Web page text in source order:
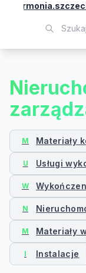
M Materiały
U Usługi
W
N
M Materiały
I Instalacje